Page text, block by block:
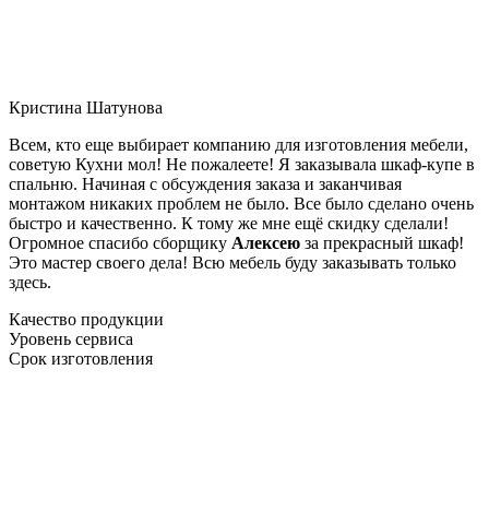
Кристина Шатунова
Всем, кто еще выбирает компанию для изготовления мебели,
советую Кухни мол! Не пожалеете! Я заказывала шкаф-купе в
спальню. Начиная с обсуждения заказа и заканчивая
монтажом никаких проблем не было. Все было сделано очень
быстро и качественно. К тому же мне ещё скидку сделали!
Огромное спасибо сборщику Алексею за прекрасный шкаф!
Это мастер своего дела! Всю мебель буду заказывать только
здесь.
Качество продукции
Уровень сервиса
Срок изготовления